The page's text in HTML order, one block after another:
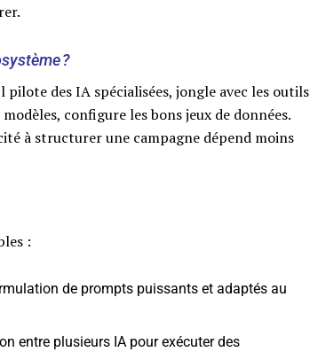
?
pilote des IA spécialisées, jongle avec les outils
configure les bons jeux de données.
à structurer une campagne dépend moins
:
de prompts puissants et adaptés au
entre plusieurs IA pour exécuter des